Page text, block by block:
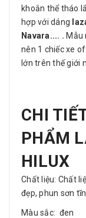
khoắn thể tháo
hợp với dáng
Navara.... . Mẫu
nên 1 chiếc xe
lớn trên thế giới
CHI
PHẨM
HILUX
Chất liệu: Chất
đẹp, phun sơn
Màu sắc: đen